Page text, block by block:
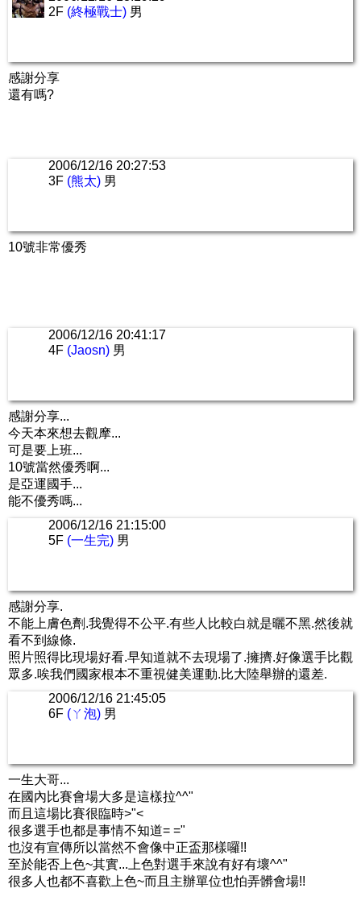
2F (終極戰士) 男
感謝分享
還有嗎?
2006/12/16 20:27:53
3F (熊太) 男
10號非常優秀
2006/12/16 20:41:17
4F (Jaosn) 男
感謝分享...
今天本來想去觀摩...
可是要上班...
10號當然優秀啊...
是亞運國手...
能不優秀嗎...
2006/12/16 21:15:00
5F (一生完) 男
感謝分享.
不能上膚色劑.我覺得不公平.有些人比較白就是曬不黑.然後就
看不到線條.
照片照得比現場好看.早知道就不去現場了.擁擠.好像選手比觀
眾多.唉我們國家根本不重視健美運動.比大陸舉辦的還差.
2006/12/16 21:45:05
6F (ㄚ泡) 男
一生大哥...
在國內比賽會場大多是這樣拉^^"
而且這場比賽很臨時>"<
很多選手也都是事情不知道= ="
也沒有宣傳所以當然不會像中正盃那樣囉!!
至於能否上色~其實...上色對選手來說有好有壞^^"
很多人也都不喜歡上色~而且主辦單位也怕弄髒會場!!